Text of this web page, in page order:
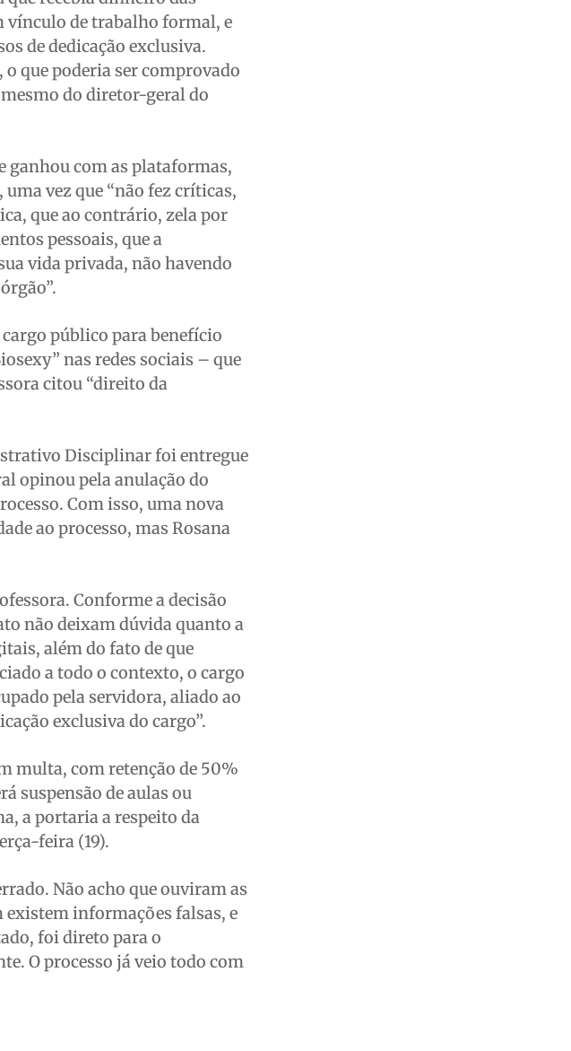
vínculo de trabalho formal, e
de dedicação exclusiva.
que poderia ser comprovado
mesmo do diretor-geral do
ganhou com as plataformas,
vez que “não fez críticas,
que ao contrário, zela por
pessoais, que a
vida privada, não havendo
público para benefício
nas redes sociais – que
citou “direito da
Disciplinar foi entregue
opinou pela anulação do
Com isso, uma nova
ao processo, mas Rosana
Conforme a decisão
não deixam dúvida quanto a
além do fato de que
a todo o contexto, o cargo
pela servidora, aliado ao
exclusiva do cargo”.
multa, com retenção de 50%
suspensão de aulas ou
a portaria a respeito da
feira (19).
Não acho que ouviram as
existem informações falsas, e
foi direto para o
O processo já veio todo com